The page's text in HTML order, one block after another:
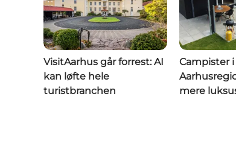
VisitAarhus går forrest: AI
kan løfte hele
turistbranchen
Campister i
mere